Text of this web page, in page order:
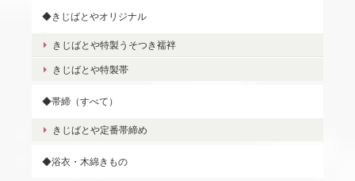
◆きじばとやオリジナル
きじばとや特製うそつき襦袢
きじばとや特製帯
◆帯締（すべて）
きじばとや定番帯締め
◆浴衣・木綿きもの